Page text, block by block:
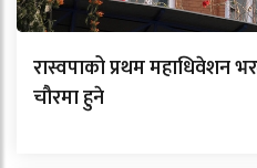
रास्वपाको प्रथम महाधिवेशन
चौरमा हुने